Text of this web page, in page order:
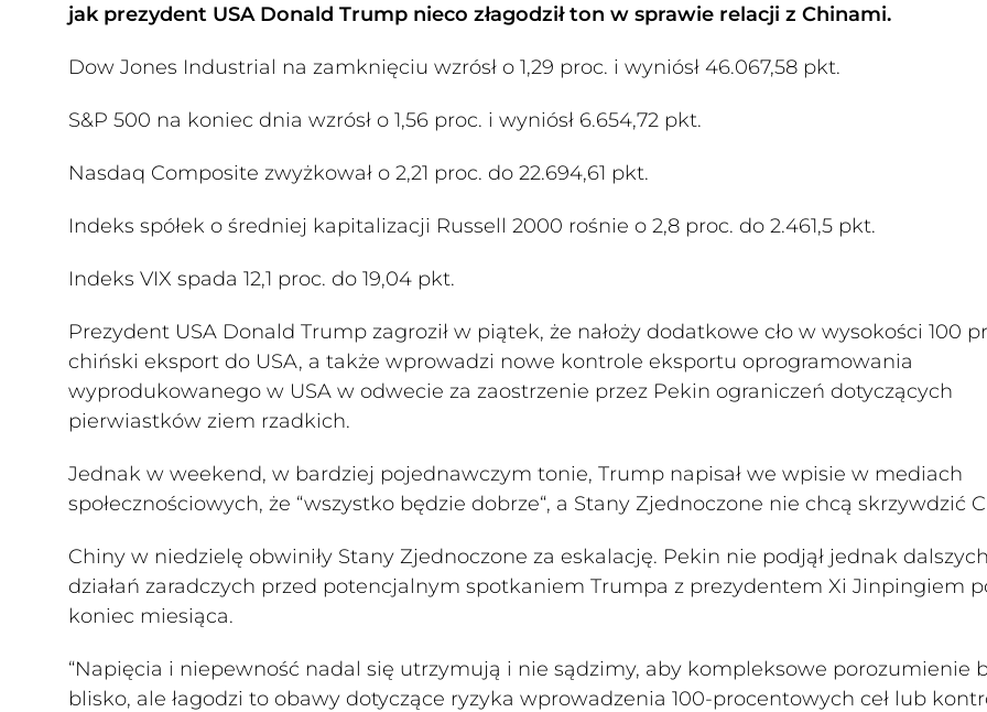
jak prezydent USA Donald Trump nieco złagodził ton w sprawie relacji z Chinami.
Dow Jones Industrial na zamknięciu wzrósł o 1,29 proc. i wyniósł 46.067,58 pkt.
S&P 500 na koniec dnia wzrósł o 1,56 proc. i wyniósł 6.654,72 pkt.
Nasdaq Composite zwyżkował o 2,21 proc. do 22.694,61 pkt.
Indeks spółek o średniej kapitalizacji Russell 2000 rośnie o 2,8 proc. do 2.461,5 pkt.
Indeks VIX spada 12,1 proc. do 19,04 pkt.
Prezydent USA Donald Trump zagroził w piątek, że nałoży dodatkowe cło w wysokości 100
chiński eksport do USA, a także wprowadzi nowe kontrole eksportu oprogramowania
wyprodukowanego w USA w odwecie za zaostrzenie przez Pekin ograniczeń dotyczących
pierwiastków ziem rzadkich.
Jednak w weekend, w bardziej pojednawczym tonie, Trump napisał we wpisie w mediach
społecznościowych, że “wszystko będzie dobrze“, a Stany Zjednoczone nie chcą skrzywdzić
Chiny w niedzielę obwiniły Stany Zjednoczone za eskalację. Pekin nie podjął jednak dalszych
działań zaradczych przed potencjalnym spotkaniem Trumpa z prezydentem Xi Jinpingiem
koniec miesiąca.
“Napięcia i niepewność nadal się utrzymują i nie sądzimy, aby kompleksowe porozumienie
blisko, ale łagodzi to obawy dotyczące ryzyka wprowadzenia 100-procentowych ceł lub